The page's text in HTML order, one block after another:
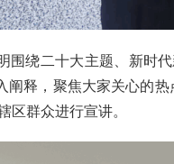
围绕二十大主题、新时
释，聚焦大家关心的
区群众进行宣讲。